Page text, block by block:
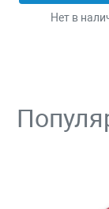
Нет в